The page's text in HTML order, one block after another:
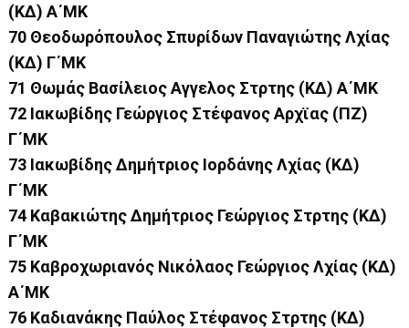
(ΚΔ) Α΄ΜΚ
70 Θεοδωρόπουλος Σπυρίδων Παναγιώτης Λχίας
(ΚΔ) Γ΄ΜΚ
71 Θωμάς Βασίλειος Αγγελος Στρτης (ΚΔ) Α΄ΜΚ
72 Ιακωβίδης Γεώργιος Στέφανος Αρχϊας (ΠΖ)
Γ΄ΜΚ
73 Ιακωβίδης Δημήτριος Ιορδάνης Λχίας (ΚΔ)
Γ΄ΜΚ
74 Καβακιώτης Δημήτριος Γεώργιος Στρτης (ΚΔ)
Γ΄ΜΚ
75 Καβροχωριανός Νικόλαος Γεώργιος Λχίας (ΚΔ)
Α΄ΜΚ
76 Καδιανάκης Παύλος Στέφανος Στρτης (ΚΔ)